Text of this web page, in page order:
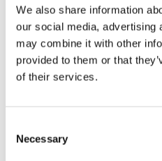
We also share information
our social media, advertising
may combine it with other
provided to them or that
of their services.
Selection
Necessary
brunch wielkanocny
Większość świąt to
potrzebny) do stworzenia
wielkanocnego? Rozważ